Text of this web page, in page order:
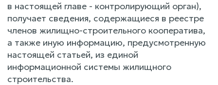
в настоящей главе - контролирующий орган),
получает сведения, содержащиеся в реестре
членов жилищно-строительного кооператива,
а также иную информацию, предусмотренную
настоящей статьей, из единой
информационной системы жилищного
строительства.